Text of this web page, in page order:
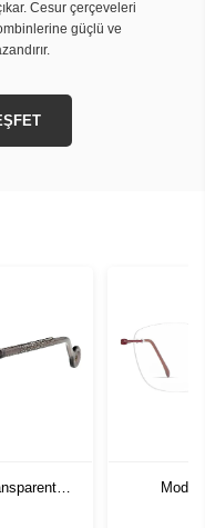
Cesur çerçeveleri
güçlü ve
Modo